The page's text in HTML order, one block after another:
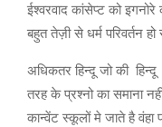
ईश्वरवाद कांसेप्ट को
बहुत तेज़ी से धर्म परिवर्तन हो
अधिकतर हिन्दू जो की
तरह के प्रश्नो का समाना
कान्वेंट स्कूलों मे जाते है वंहा